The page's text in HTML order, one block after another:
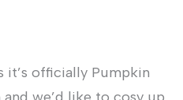
it’s officially Pumpkin